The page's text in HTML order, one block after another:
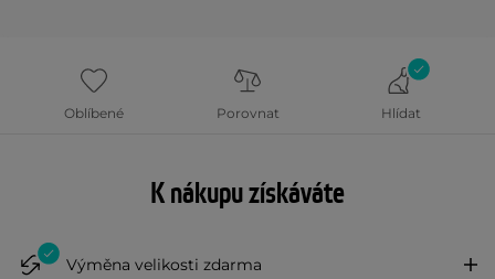
Oblíbené Porovnat Hlídat
K nákupu získáváte
Výměna velikosti zdarma